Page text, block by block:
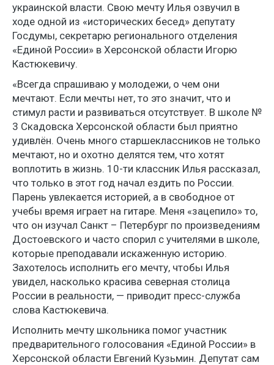
украинской власти. Свою мечту Илья озвучил в
ходе одной из «исторических бесед» депутату
Госдумы, секретарю регионального отделения
«Единой России» в Херсонской области Игорю
Кастюкевичу.
«Всегда спрашиваю у молодежи, о чем они
мечтают. Если мечты нет, то это значит, что и
стимул расти и развиваться отсутствует. В школе №
3 Скадовска Херсонской области был приятно
удивлён. Очень много старшеклассников не только
мечтают, но и охотно делятся тем, что хотят
воплотить в жизнь. 10-ти классник Илья рассказал,
что только в этот год начал ездить по России.
Парень увлекается историей, а в свободное от
учебы время играет на гитаре. Меня «зацепило» то,
что он изучал Санкт – Петербург по произведениям
Достоевского и часто спорил с учителями в школе,
которые преподавали искаженную историю.
Захотелось исполнить его мечту, чтобы Илья
увидел, насколько красива северная столица
России в реальности, — приводит пресс-служба
слова Кастюкевича.
Исполнить мечту школьника помог участник
предварительного голосования «Единой России» в
Херсонской области Евгений Кузьмин. Депутат сам